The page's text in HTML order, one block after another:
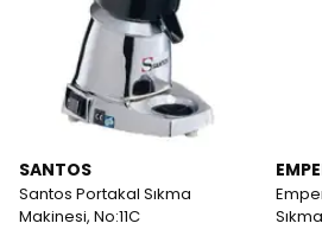
SANTOS
Santos Portakal Sıkma
Makinesi, No:11C